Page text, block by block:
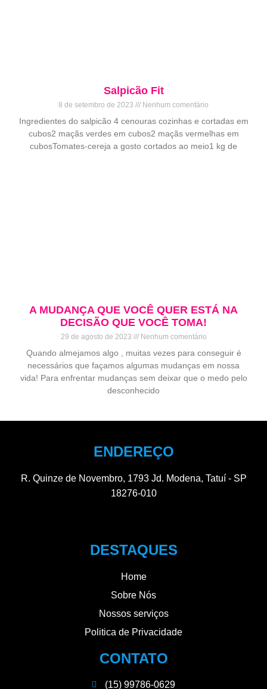
Salpicão Fit
8 de setembro de 2023 Nenhum comentário
Ingredientes do salpicão 4 cenouras cozinhas e cortadas em
cubos2 maçãs verdes em cubos2 maçãs vermelhas em
cubosTomates-cereja a gosto cortados ao meio1 kg de
A MUDANÇA QUE VOCÊ QUER ESTÁ NA
DECISÃO QUE VOCÊ TOMA!
29 de agosto de 2023 Nenhum comentário
Quando almejamos algo , muitas vezes para conseguir é
necessários que façamos algumas mudanças em nossa
vida! Para enfrentar mudanças sem deixar que o medo pelo
desconhecido
ENDEREÇO
R. Quinze de Novembro, 1793 Jd. Modena, Tatuí - SP
18276-010
DESTAQUES
Home
Sobre Nós
Nossos serviços
Politica de Privacidade
CONTATO
(15) 99786-0629